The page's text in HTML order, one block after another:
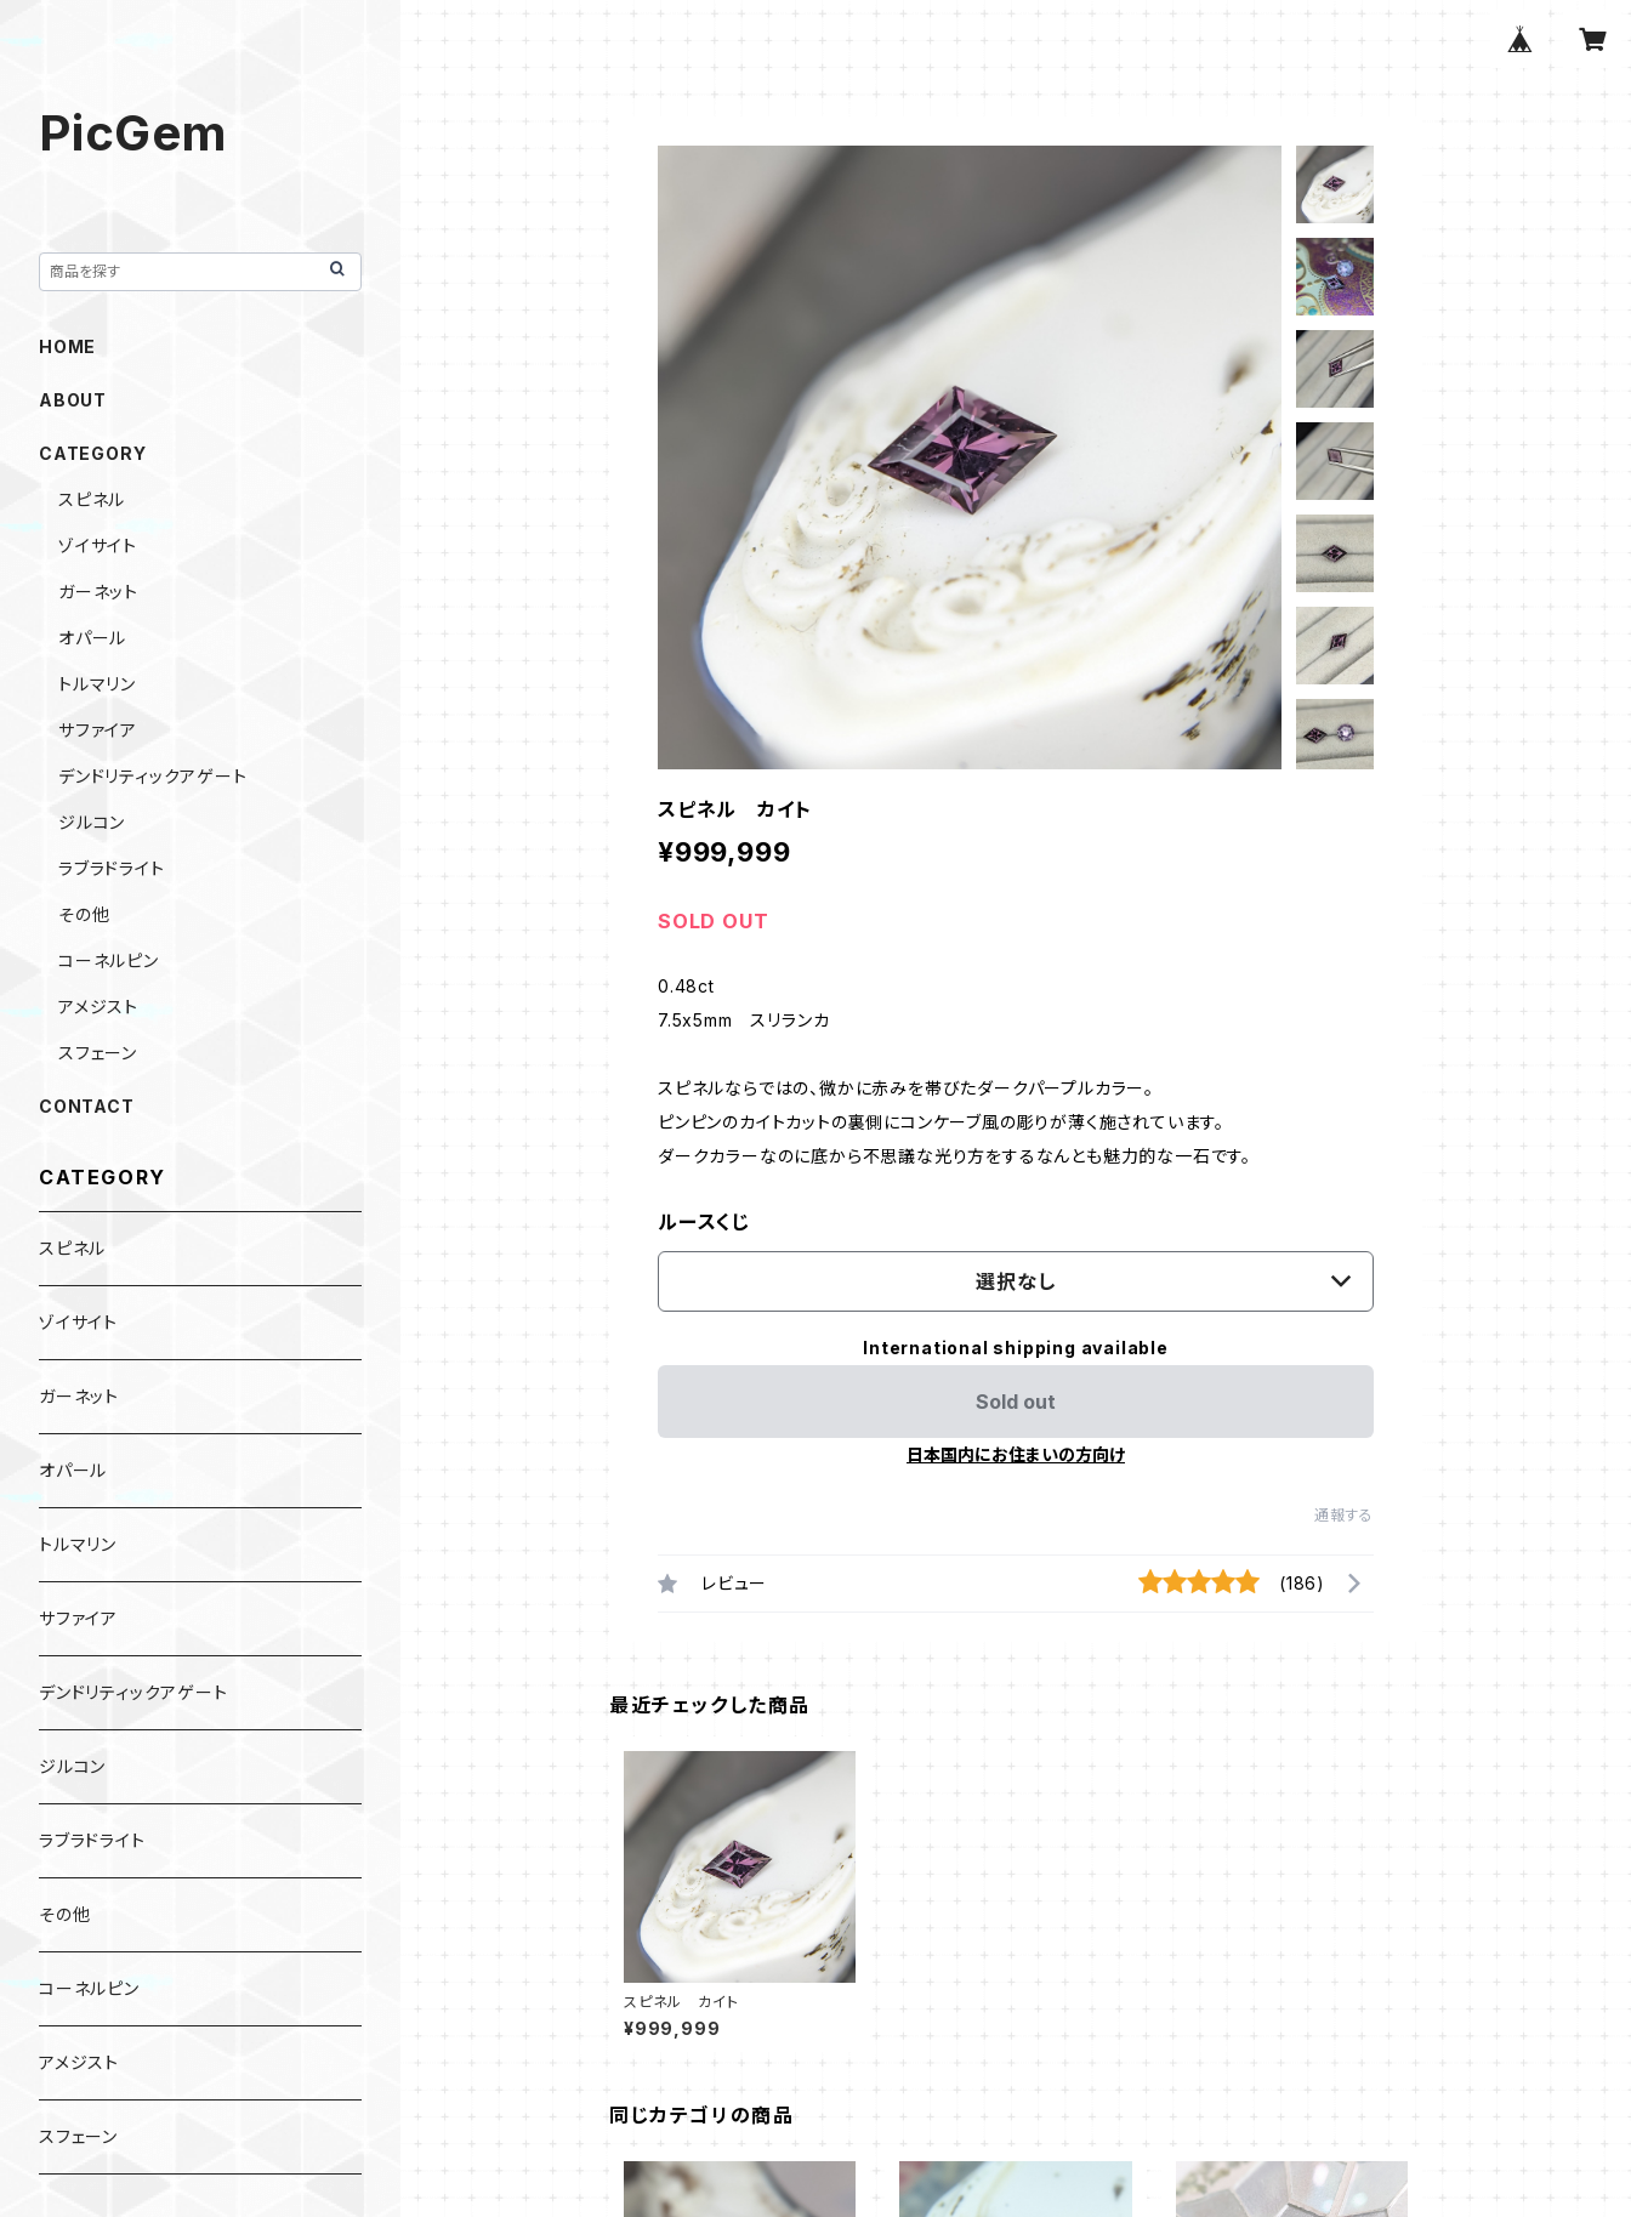
スピネル カイト
¥999,999
SOLD OUT
0.48ct
7.5x5mm スリランカ
スピネルならではの、微かに赤みを帯びたダークパープルカラー。
ピンピンのカイトカットの裏側にコンケーブ風の彫りが薄く施されています。
ダークカラーなのに底から不思議な光り方をするなんとも魅力的な一石です。
ルースくじ
選択なし
International shipping available
Sold out
日本国内にお住まいの方向け
通報する
レビュー (186)
最近チェックした商品
スピネル カイト
¥999,999
同じカテゴリの商品
PicGem
HOME
ABOUT
CATEGORY
スピネル
ゾイサイト
ガーネット
オパール
トルマリン
サファイア
デンドリティックアゲート
ジルコン
ラブラドライト
その他
コーネルピン
アメジスト
スフェーン
CONTACT
CATEGORY
スピネル
ゾイサイト
ガーネット
オパール
トルマリン
サファイア
デンドリティックアゲート
ジルコン
ラブラドライト
その他
コーネルピン
アメジスト
スフェーン